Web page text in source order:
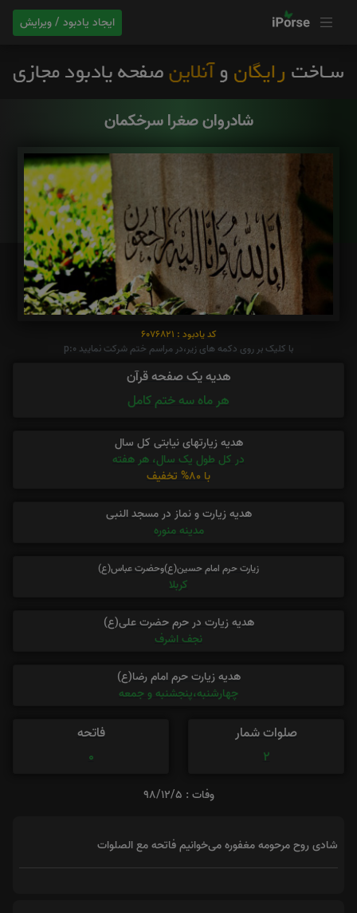
ایجاد یادبود / ویرایش
شادروان صغرا سرخکمان
کد یادبود : 6076821
با کلیک بر روی دکمه های زیر،در مراسم ختم شرکت نمایید p:0
هدیه یک صفحه قرآن
هر ماه سه ختم کامل
هدیه زیارتهای نیابتی کل سال
در کل طول یک سال، هر هفته
با 80% تخفیف
هدیه زیارت و نماز در مسجد النبی
مدینه منوره
زیارت حرم امام حسین(ع)وحضرت عباس(ع)
کربلا
هدیه زیارت در حرم حضرت علی(ع)
نجف اشرف
هدیه زیارت حرم امام رضا(ع)
چهارشنبه،پنجشنبه و جمعه
صلوات شمار
2
فاتحه
0
وفات : 98/12/5
شادی روح مرحومه مغفوره می‌خوانیم فاتحه مع الصلوات